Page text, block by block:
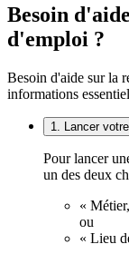
Besoin
d'emploi ?
Besoin d'aide sur la
informations
1. Lancer
Pour lancer
un des deux
«
ou
« Lieu